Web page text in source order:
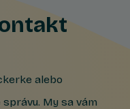
alebo
My sa vám